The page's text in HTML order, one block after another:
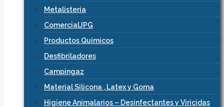
Metalistería
ComercialJPG
Productos Químicos
Desfibriladores
Campingaz
Material Silicona , Latex y Goma
Higiene Animalarios – Desinfectantes y Viricidas